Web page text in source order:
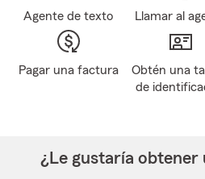
Agente de texto Llamar al
Pagar una factura
Obtén una
de
¿Le gustaría obtener